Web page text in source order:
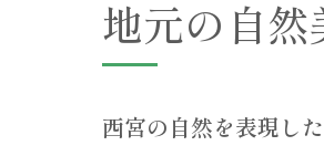
地元の自
西宮の自然を表現し